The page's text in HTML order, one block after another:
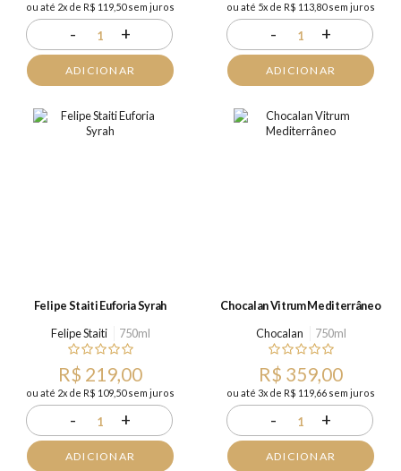
ou até 2x de R$ 119,50 sem juros
- 1 +
ADICIONAR
ou até 5x de R$ 113,80 sem juros
- 1 +
ADICIONAR
Felipe Staiti Euforia Syrah
Felipe Staiti
750ml
R$ 219,00
ou até 2x de R$ 109,50 sem juros
- 1 +
ADICIONAR
Chocalan Vitrum Mediterrâneo
Chocalan
750ml
R$ 359,00
ou até 3x de R$ 119,66 sem juros
- 1 +
ADICIONAR